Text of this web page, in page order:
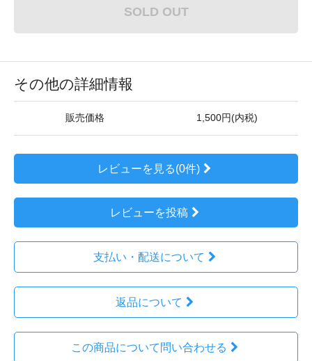
SOLD OUT
その他の詳細情報
販売価格 1,500円(内税)
レビューを見る(0件)
レビューを投稿
支払い・配送について
返品について
この商品について問い合わせる